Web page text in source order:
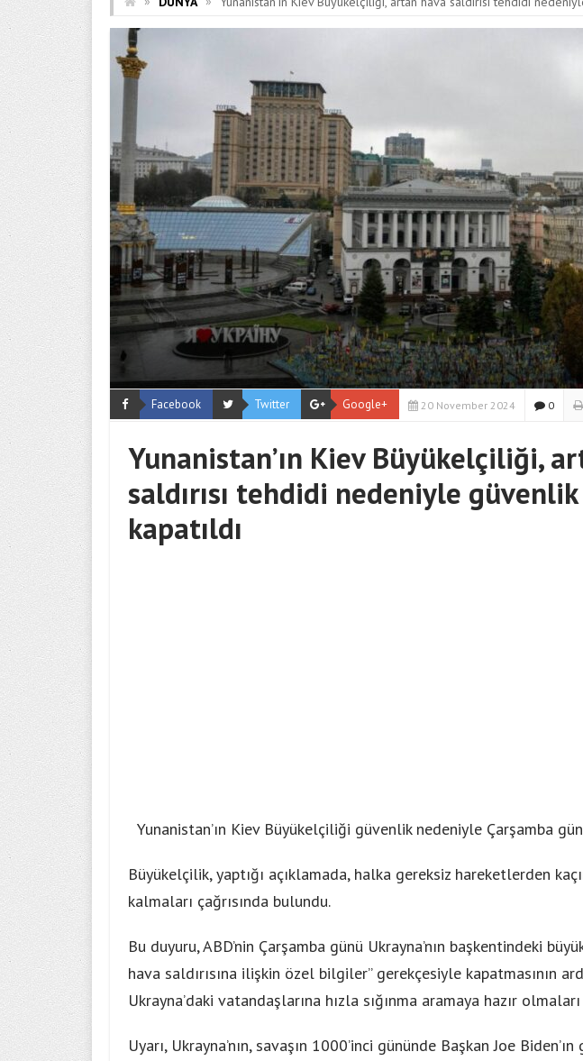
Facebook Twitter Google+ 20 November 2024 0
Yunanistan’ın Kiev Büyükelçiliği,
saldırısı tehdidi nedeniyle
kapatıldı
Yunanistan’ın Kiev Büyükelçiliği güvenlik nedeniyle Çarşamba
Büyükelçilik, yaptığı açıklamada, halka gereksiz hareketlerden
kalmaları çağrısında bulundu.
Bu duyuru, ABD’nin Çarşamba günü Ukrayna’nın başkentindeki
hava saldırısına ilişkin özel bilgiler” gerekçesiyle kapatmasının
Ukrayna’daki vatandaşlarına hızla sığınma aramaya hazır
Uyarı, Ukrayna’nın, savaşın 1000’inci gününde Başkan Joe